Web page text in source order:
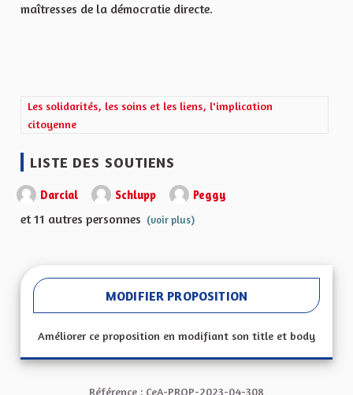
maîtresses de la démocratie directe.
Filtrer les résultats de la catégorie : Les solidarités, les soins et
Les solidarités, les soins et les liens, l'implication
citoyenne
LISTE DES SOUTIENS
Darcial Schlupp Peggy
et 11 autres personnes (voir plus)
MODIFIER PROPOSITION
Améliorer ce proposition en modifiant son title et body
Référence : CeA-PROP-2023-04-308